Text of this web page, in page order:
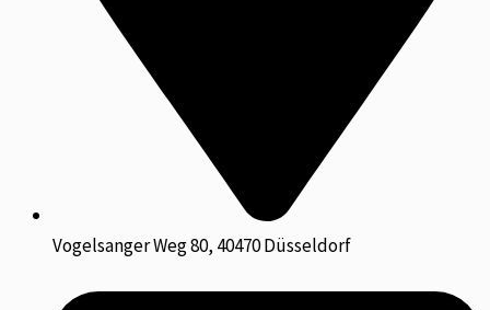
Vogelsanger Weg 80, 40470 Düsseldorf